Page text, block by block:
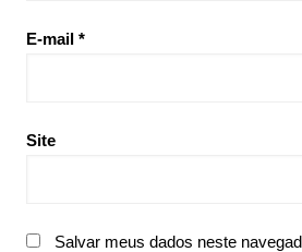
E-mail *
Site
Salvar meus dados neste